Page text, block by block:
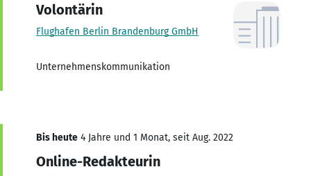
Volontärin
Flughafen Berlin Brandenburg GmbH
Unternehmenskommunikation
Bis heute 4 Jahre und 1 Monat, seit Aug. 2022
Online-Redakteurin